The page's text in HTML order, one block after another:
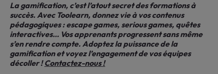
La gamification, c’est l’atout secret des formations à
succès. Avec Toolearn, donnez vie à vos contenus
pédagogiques : escape games, serious games, quêtes
interactives… Vos apprenants progressent sans même
s’en rendre compte. Adoptez la puissance de la
gamification et voyez l’engagement de vos équipes
décoller !Contactez-nous !